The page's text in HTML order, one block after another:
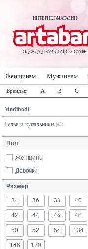
ИНТЕРНЕТ-МАГАЗИН
ОДЕЖДА, ОБУВЬ И АКСЕССУАРЫ
Женщинам Мужчинам
Бренды: A B C
Modibodi
Белье и купальники (43)
Пол
Женщины
Девочки
Размер
34 36 38 40
42 44 46 48
50 52 54 134
146 170